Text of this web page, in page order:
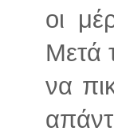
οι
Μετά
να